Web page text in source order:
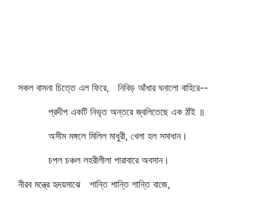
সকল বাসনা চিত্তে এল ফিরে, নিবিড় আঁধার ঘনালো বাহিরে--
প্রদীপ একটি নিভৃত অন্তরে জ্বলিতেছে এক ঠাঁই ॥
অসীম মঙ্গলে মিলিল মাধুরী, খেলা হল সমাধান।
চপল চঞ্চল লহরীলীলা পারাবারে অবসান।
নীরব মন্ত্রে হৃদয়মাঝে শান্তি শান্তি শান্তি বাজে,